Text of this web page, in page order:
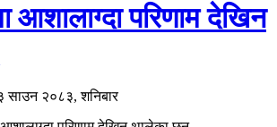
आशालाग्दा परिणाम देखिन
साउन २०८३, शनिबार